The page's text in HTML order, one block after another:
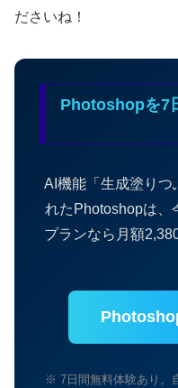
ださいね！
Photoshopを7
AI機能「生成塗りつ
れたPhotoshopは、
プランなら月額
※ 7日間無料体験あり。